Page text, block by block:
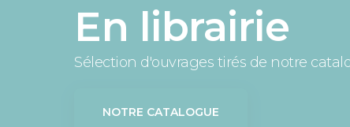
En librairie
Sélection d'ouvrages tirés de notre
NOTRE CATALOGUE